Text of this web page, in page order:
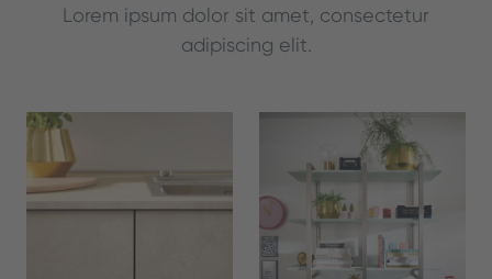
Lorem ipsum dolor sit amet, consectetur
adipiscing elit.